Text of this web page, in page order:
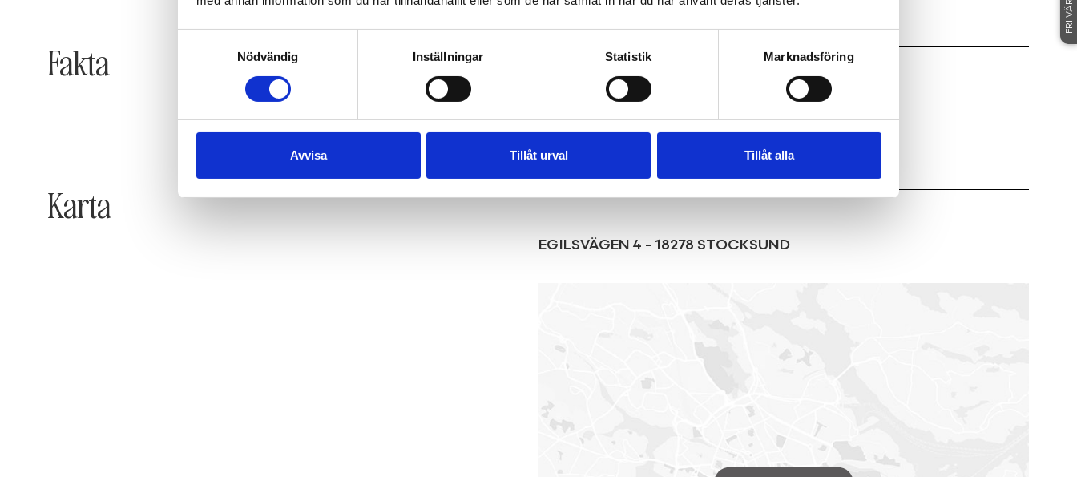
Nödvändig
Inställningar Statistik Marknadsföring
Avvisa Tillåt urval Tillåt alla
Fakta
Karta
EGILSVÄGEN 4 - 18278 STOCKSUND